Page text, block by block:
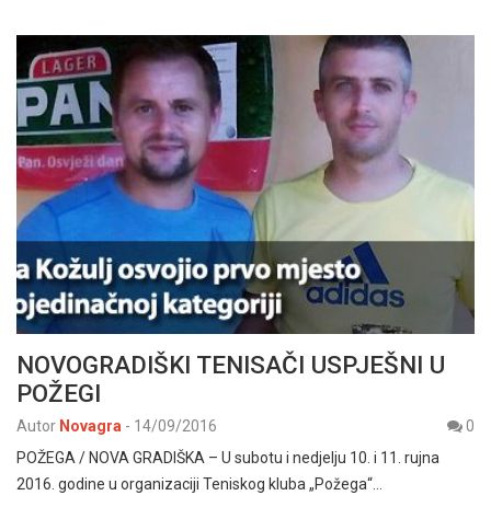
NOVOGRADIŠKI TENISAČI USPJEŠNI U
POŽEGI
Autor Novagra - 14/09/2016
0
POŽEGA / NOVA GRADIŠKA – U subotu i nedjelju 10. i 11. rujna
2016. godine u organizaciji Teniskog kluba „Požega“…